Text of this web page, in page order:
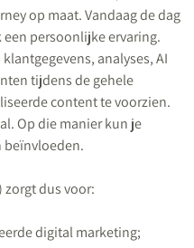
op maat. Vandaag de dag
persoonlijke ervaring.
analyses, AI
tijdens de gehele
content te voorzien.
Op die manier kun je
beïnvloeden.
zorgt dus voor:
digital marketing;